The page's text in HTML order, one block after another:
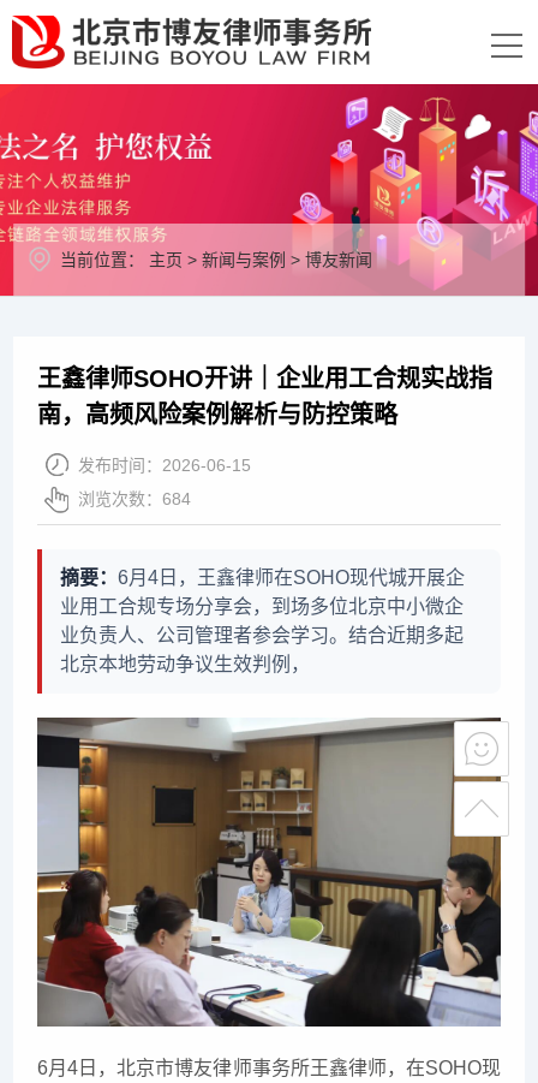
当前位置： 主页 >新闻与案例 >博友新闻
王鑫律师SOHO开讲｜企业用工合规实战指
南，高频风险案例解析与防控策略
发布时间：2026-06-15
浏览次数：684
摘要：6月4日，王鑫律师在SOHO现代城开展企
业用工合规专场分享会，到场多位北京中小微企
业负责人、公司管理者参会学习。结合近期多起
北京本地劳动争议生效判例，
6月4日，北京市博友律师事务所王鑫律师，在SOHO现